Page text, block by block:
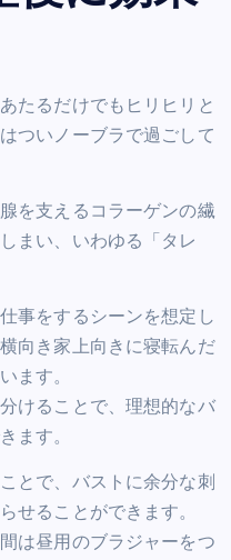
たるだけでもヒリヒリと
ついノーブラで過ごして
を支えるコラーゲンの繊
まい、いわゆる「タレ
事をするシーンを想定し
向き家上向きに寝転んだ
ます。
けることで、理想的なバ
ます。
とで、バストに余分な刺
せることができます。
は昼用のブラジャーをつ